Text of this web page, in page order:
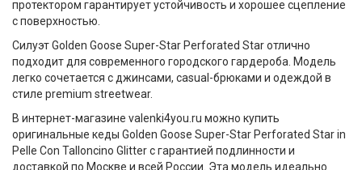
протектором гарантирует устойчивость и хорошее сцепление
с поверхностью.
СилуэтGolden Goose Super-Star Perforated Starотлично
подходит для современного городского гардероба. Модель
легко сочетается с джинсами, casual-брюками и одеждой в
стиле premium streetwear.
В интернет-магазине valenki4you.ru можно купить
оригинальные кеды Golden Goose Super-Star Perforated Star in
Pelle Con Talloncino Glitterс гарантией подлинности и
доставкой по Москве и всей России. Эта модель идеально